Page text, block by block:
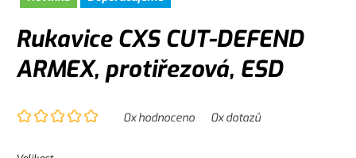
Rukavice CXS CUT-DEFEND
ARMEX, protiřezová, ESD
0x hodnoceno 0x dotazů